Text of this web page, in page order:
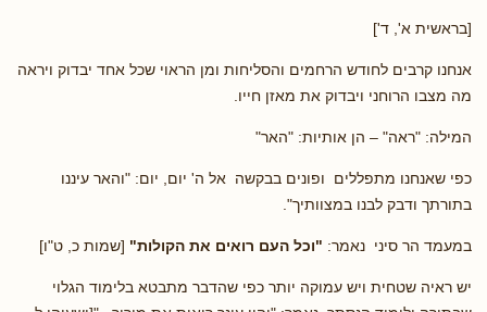
[בראשית א', ד']
אנחנו קרבים לחודש הרחמים והסליחות ומן הראוי שכל אחד יבדוק ויראה
מה מצבו הרוחני ויבדוק את מאזן חייו.
המילה: "ראה" – הן אותיות: "האר"
כפי שאנחנו מתפללים ופונים בבקשה אל ה' יום, יום: "והאר עיננו
בתורתך ודבק לבנו במצוותיך".
במעמד הר סיני נאמר: "וכל העם רואים את הקולות" [שמות כ, ט"ו]
יש ראיה שטחית ויש עמוקה יותר כפי שהדבר מתבטא בלימוד הגלוי